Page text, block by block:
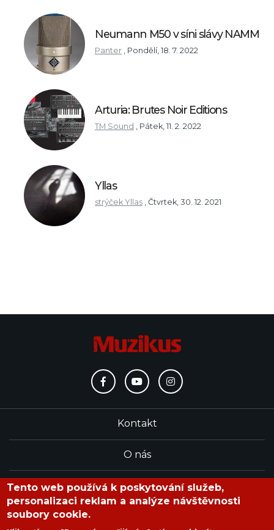
Neumann M50 v síni slávy NAMM
Panter , Pondělí, 18. 7. 2022
Arturia: Brutes Noir Editions
TM Sound , Pátek, 11. 2. 2022
Yllas
strýček Yllas , Čtvrtek, 30. 12. 2021
Kontakt
O nás
Redakce
Tento web používá k poskytování služeb,
personalizaci reklam a analýze návštěvnosti
soubory cookie.